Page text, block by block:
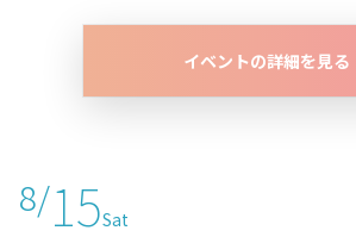
イベントの詳細を見る
8/15Sat